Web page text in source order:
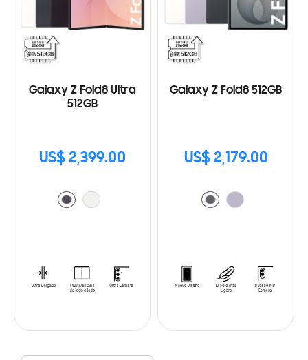
Galaxy Z Fold8 Ultra
512GB
US$ 2,399.00
Galaxy Z Fold8 512GB
US$ 2,179.00